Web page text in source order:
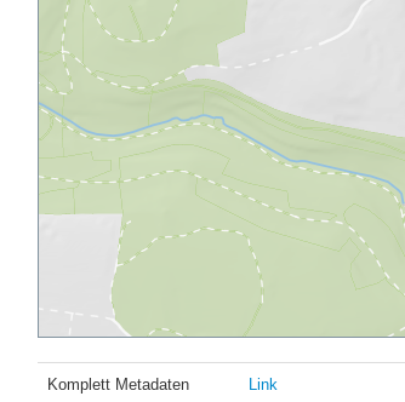
Komplett Metadaten Link